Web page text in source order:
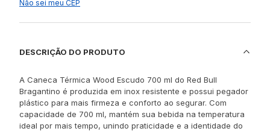
Não sei meu CEP
DESCRIÇÃO DO PRODUTO
A Caneca Térmica Wood Escudo 700 ml do Red Bull
Bragantino é produzida em inox resistente e possui pegador
plástico para mais firmeza e conforto ao segurar. Com
capacidade de 700 ml, mantém sua bebida na temperatura
ideal por mais tempo, unindo praticidade e a identidade do